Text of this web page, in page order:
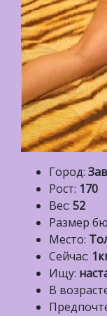
Город:
Рост: 170
Вес: 52
Размер
Место:
Сейчас:
Ищу:
В